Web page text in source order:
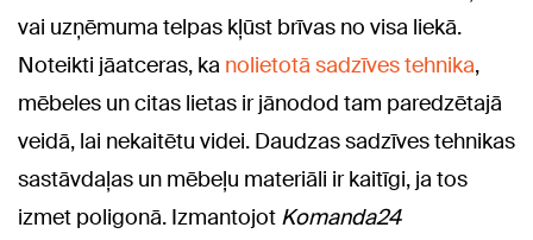
vai uzņēmuma telpas kļūst brīvas no visa liekā.
Noteikti jāatceras, ka nolietotā sadzīves tehnika,
mēbeles un citas lietas ir jānodod tam paredzētajā
veidā, lai nekaitētu videi. Daudzas sadzīves tehnikas
sastāvdaļas un mēbeļu materiāli ir kaitīgi, ja tos
izmet poligonā. Izmantojot Komanda24